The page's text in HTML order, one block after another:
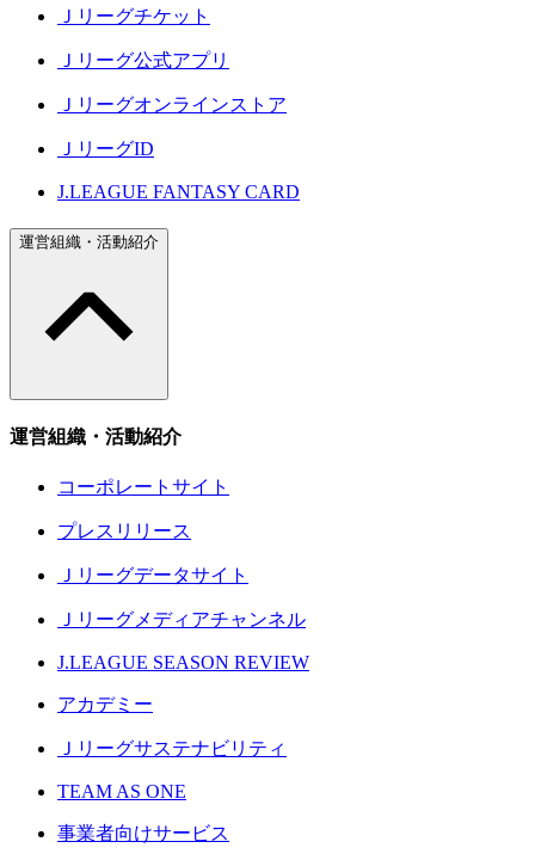
Ｊリーグチケット
Ｊリーグ公式アプリ
Ｊリーグオンラインストア
ＪリーグID
J.LEAGUE FANTASY CARD
運営組織・活動紹介
運営組織・活動紹介
コーポレートサイト
プレスリリース
Ｊリーグデータサイト
Ｊリーグメディアチャンネル
J.LEAGUE SEASON REVIEW
アカデミー
Ｊリーグサステナビリティ
TEAM AS ONE
事業者向けサービス